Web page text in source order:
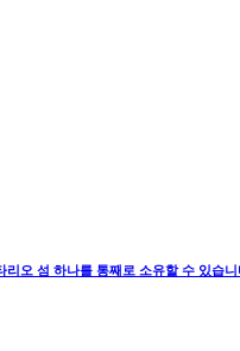
오 섬 하나를 통째로 소유할 수 있습니